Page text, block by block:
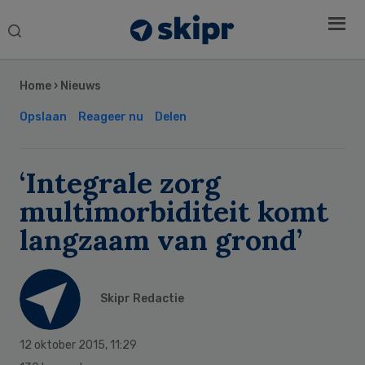
Search
Home › Nieuws
Opslaan Reageer nu Delen
‘Integrale zorg
multimorbiditeit komt
langzaam van grond’
Skipr Redactie
12 oktober 2015, 11:29
Sidebar